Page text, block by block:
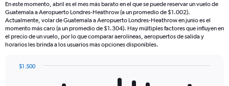
En este momento, abril es el mes más barato en el que se puede reservar un vuelo de
Guatemala a Aeropuerto Londres-Heathrow (a un promedio de $1.002).
Actualmente, volar de Guatemala a Aeropuerto Londres-Heathrow en junio es el
momento más caro (a un promedio de $1.304). Hay múltiples factores que influyen en
el precio de un vuelo, por lo que comparar aerolíneas, aeropuertos de salida y
horarios les brinda a los usuarios más opciones disponibles.
$1.500